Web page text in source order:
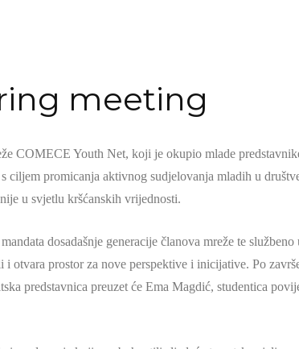
meeting
COMECE Youth Net, koji je okupio mlade
ciljem promicanja aktivnog sudjelovanja mladih u
u svjetlu kršćanskih vrijednosti.
dosadašnje generacije članova mreže te
otvara prostor za nove perspektive i inicijative. Po
predstavnica preuzet će Ema Magdić, studentica